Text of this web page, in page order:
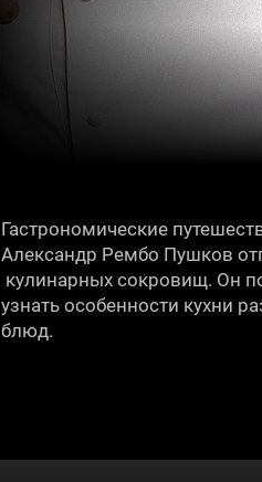
Гастрономические
Александр Рембо Пушков
кулинарных сокровищ. Он
узнать особенности кухни
блюд.